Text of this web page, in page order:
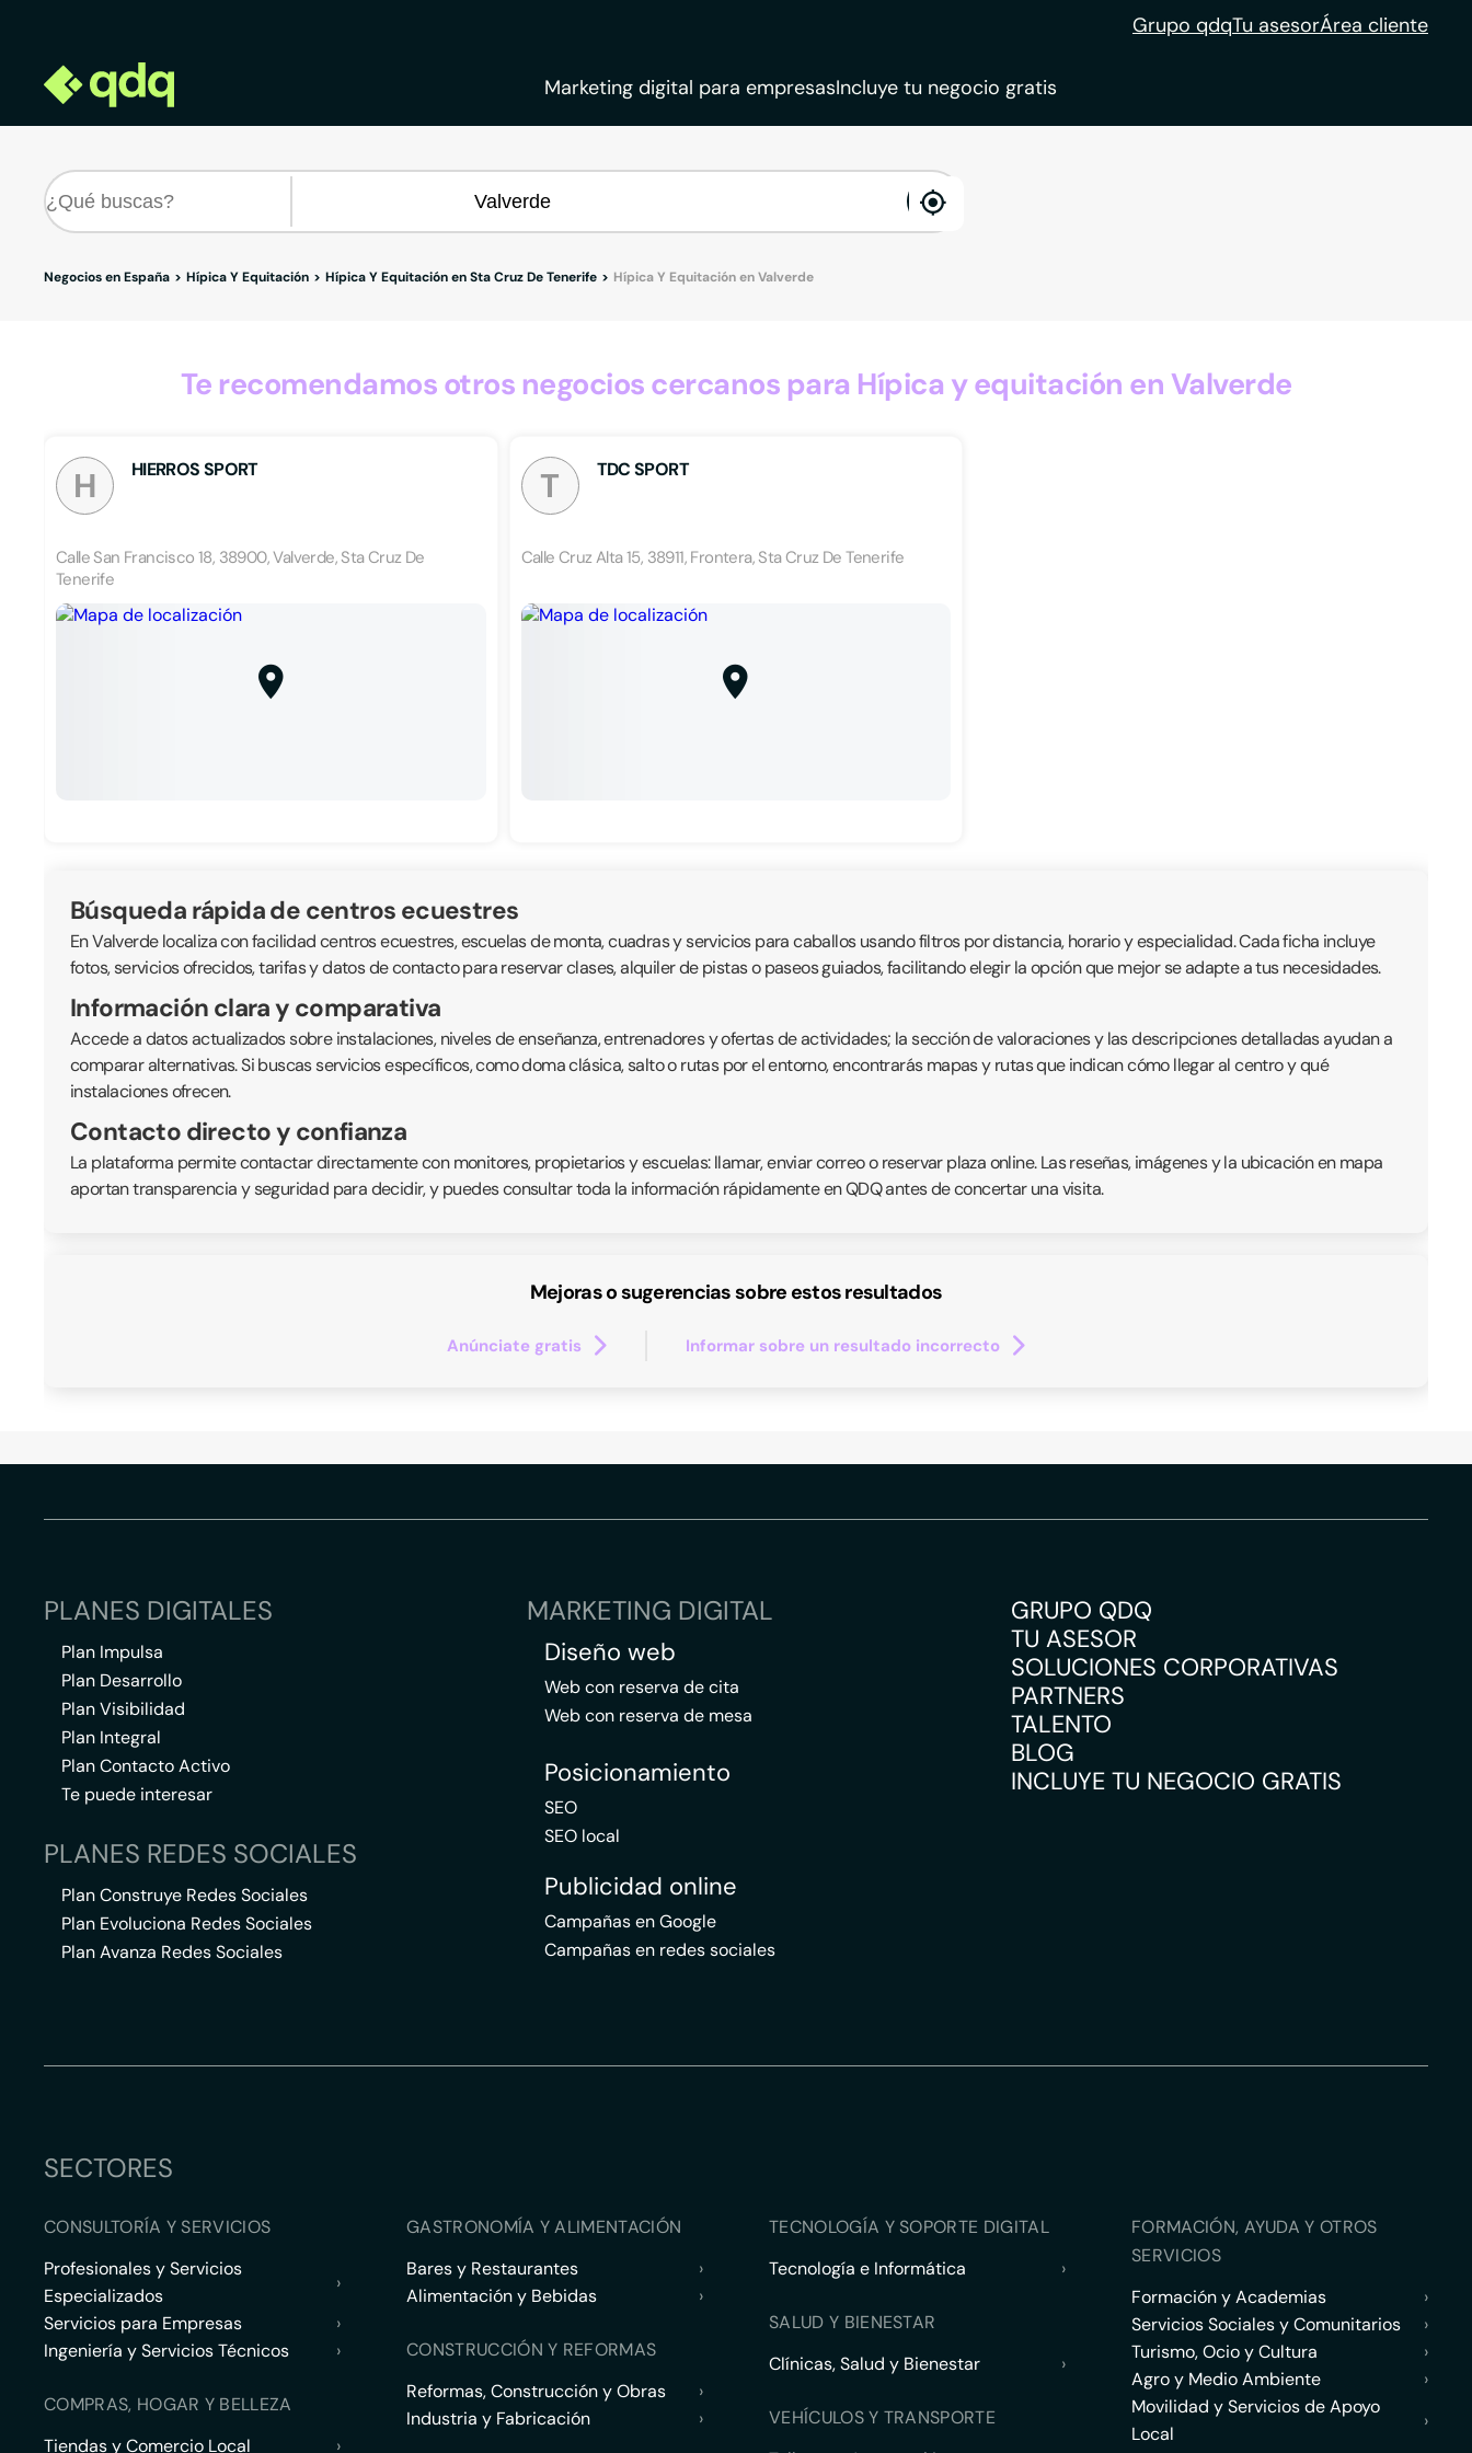
Grupo qdqTu asesorÁrea cliente
Marketing digital para empresasIncluye tu negocio gratis
enable
Negocios en España Hípica Y Equitación Hípica Y Equitación en Sta Cruz De Tenerife Hípica Y Equitación en Valverde
Te recomendamos otros negocios cercanos para Hípica y equitación en Valverde
H HIERROS SPORT
Calle San Francisco 18, 38900, Valverde, Sta Cruz De
Tenerife
T TDC SPORT
Calle Cruz Alta 15, 38911, Frontera, Sta Cruz De Tenerife
Búsqueda rápida de centros ecuestres
En Valverde localiza con facilidad centros ecuestres, escuelas de monta, cuadras y servicios para caballos usando filtros por distancia, horario y especialidad. Cada ficha incluye
fotos, servicios ofrecidos, tarifas y datos de contacto para reservar clases, alquiler de pistas o paseos guiados, facilitando elegir la opción que mejor se adapte a tus necesidades.
Información clara y comparativa
Accede a datos actualizados sobre instalaciones, niveles de enseñanza, entrenadores y ofertas de actividades; la sección de valoraciones y las descripciones detalladas ayudan a
comparar alternativas. Si buscas servicios específicos, como doma clásica, salto o rutas por el entorno, encontrarás mapas y rutas que indican cómo llegar al centro y qué
instalaciones ofrecen.
Contacto directo y confianza
La plataforma permite contactar directamente con monitores, propietarios y escuelas: llamar, enviar correo o reservar plaza online. Las reseñas, imágenes y la ubicación en mapa
aportan transparencia y seguridad para decidir, y puedes consultar toda la información rápidamente en QDQ antes de concertar una visita.
Mejoras o sugerencias sobre estos resultados
Anúnciate gratis Informar sobre un resultado incorrecto
PLANES DIGITALES
Plan Impulsa
Plan Desarrollo
Plan Visibilidad
Plan Integral
Plan Contacto Activo
Te puede interesar
PLANES REDES SOCIALES
Plan Construye Redes Sociales
Plan Evoluciona Redes Sociales
Plan Avanza Redes Sociales
MARKETING DIGITAL
Diseño web
Web con reserva de cita
Web con reserva de mesa
Posicionamiento
SEO
SEO local
Publicidad online
Campañas en Google
Campañas en redes sociales
GRUPO QDQ
TU ASESOR
SOLUCIONES CORPORATIVAS
PARTNERS
TALENTO
BLOG
INCLUYE TU NEGOCIO GRATIS
SECTORES
CONSULTORÍA Y SERVICIOS
Profesionales y Servicios
Especializados
›
Servicios para Empresas
›
Ingeniería y Servicios Técnicos
›
COMPRAS, HOGAR Y BELLEZA
Tiendas y Comercio Local
›
GASTRONOMÍA Y ALIMENTACIÓN
Bares y Restaurantes
›
Alimentación y Bebidas
›
CONSTRUCCIÓN Y REFORMAS
Reformas, Construcción y Obras
›
Industria y Fabricación
›
TECNOLOGÍA Y SOPORTE DIGITAL
Tecnología e Informática
›
SALUD Y BIENESTAR
Clínicas, Salud y Bienestar
›
VEHÍCULOS Y TRANSPORTE
FORMACIÓN, AYUDA Y OTROS
SERVICIOS
Formación y Academias
›
Servicios Sociales y Comunitarios
›
Turismo, Ocio y Cultura
›
Agro y Medio Ambiente
›
Movilidad y Servicios de Apoyo
Local
›